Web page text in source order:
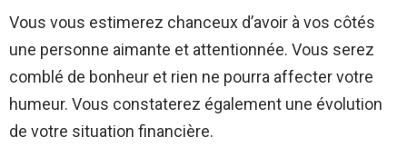
Vous vous estimerez chanceux d’avoir à vos côtés
une personne aimante et attentionnée. Vous serez
comblé de bonheur et rien ne pourra affecter votre
humeur. Vous constaterez également une évolution
de votre situation financière.